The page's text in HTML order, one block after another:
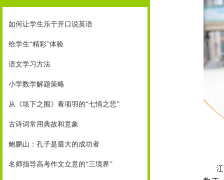
如何让学生乐于开口说英语
给学生“精彩”体验
语文学习方法
小学数学解题策略
从《垓下之围》看项羽的“七情之悲”
古诗词常用典故和意象
鲍鹏山：孔子是最大的成功者
名师指导高考作文立意的“三境界”